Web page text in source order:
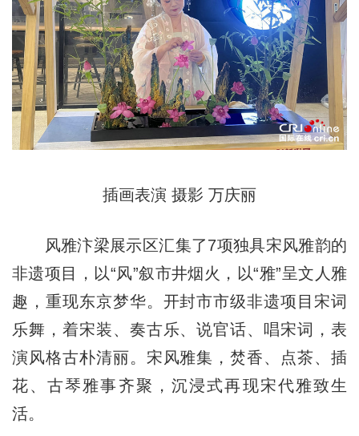
插画表演 摄影 万庆丽
风雅汴梁展示区汇集了7项独具宋风雅韵的
非遗项目，以“风”叙市井烟火，以“雅”呈文人雅
趣，重现东京梦华。开封市市级非遗项目宋词
乐舞，着宋装、奏古乐、说官话、唱宋词，表
演风格古朴清丽。宋风雅集，焚香、点茶、插
花、古琴雅事齐聚，沉浸式再现宋代雅致生
活。